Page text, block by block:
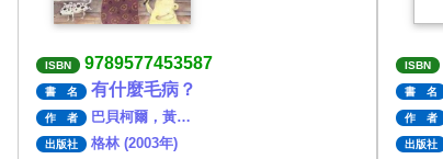
ISBN 9789577453587
書 名 有什麼毛病？
作 者 巴貝柯爾，黃…
出版社 格林 (2003年)
ISBN
書 名
作 者
出版社